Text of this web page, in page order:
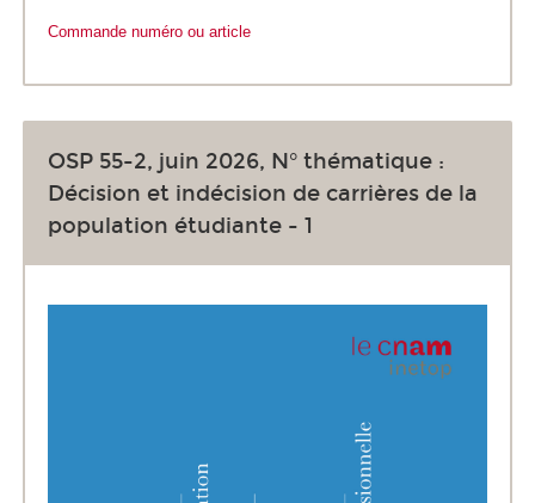
Commande numéro ou article
OSP 55-2, juin 2026, N° thématique :
Décision et indécision de carrières de la
population étudiante - 1